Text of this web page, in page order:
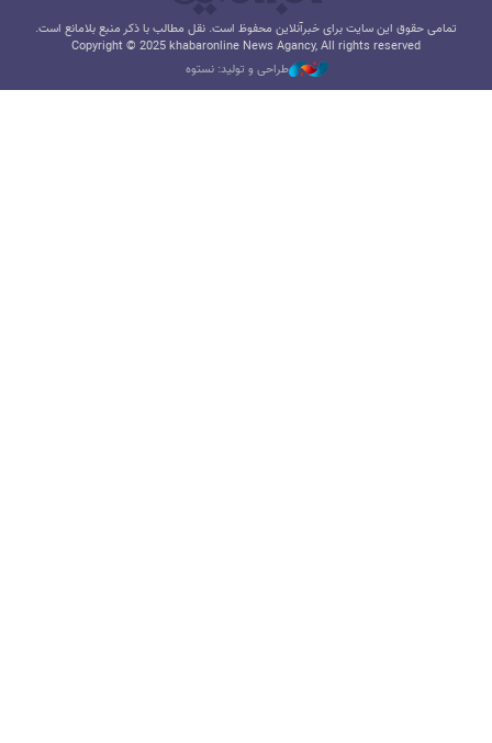
تمامی حقوق این سایت برای خبرآنلاین محفوظ است. نقل مطالب با ذکر منبع بلامانع است.
Copyright © 2025 khabaronline News Agancy, All rights reserved
طراحی و تولید: نستوه